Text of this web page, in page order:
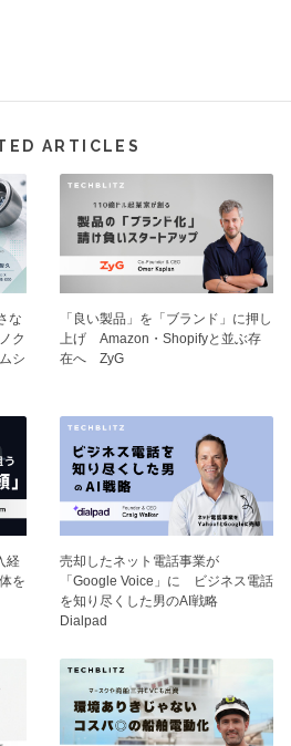
ARTICLES
な
ク
シ
「良い製品」を「ブランド」に押し
上げ Amazon・Shopifyと並ぶ存
在へ ZyG
経
を
売却したネット電話事業が
「Google Voice」に ビジネス電話
を知り尽くした男のAI戦略
Dialpad